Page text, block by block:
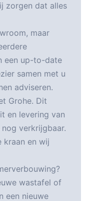
zorgen dat alles
maar
een up-to-date
samen met u
adviseren.
Grohe. Dit
en levering van
verkrijgbaar.
kraan en wij
wastafel of
een nieuwe